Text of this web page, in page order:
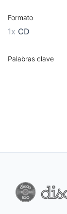
Formato
1x CD
Palabras clave